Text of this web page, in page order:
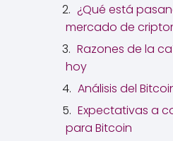
¿Qué está
mercado de
Razones de la
hoy
Análisis del
Expectativas a
para Bitcoin